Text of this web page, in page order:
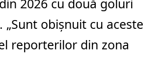
2026 cu două goluri
obişnuit cu aceste
reporterilor din zona